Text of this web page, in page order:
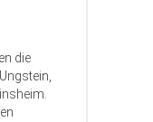
die